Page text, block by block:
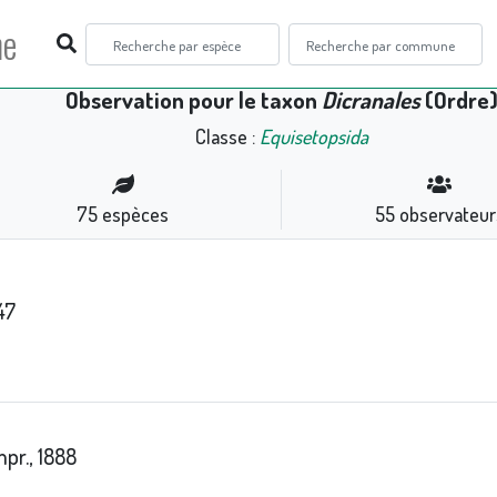
Observation pour le taxon Dicranales(Ordre)
Classe : Equisetopsida
75 espèces 55
1888